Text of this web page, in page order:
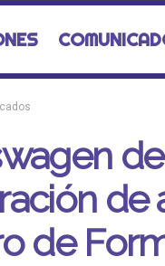
de
de